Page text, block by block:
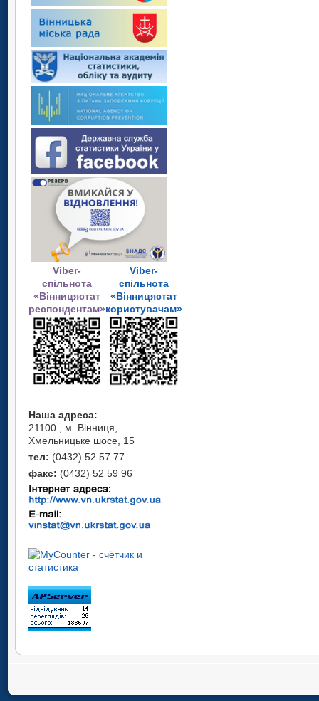
Viber-
спільнота
«Вінницястат
респондентам»
Viber-
спільнота
«Вінницястат
користувачам»
Наша адреса:
21100 , м. Вінниця,
Хмельницьке шосе, 15
тел: (0432) 52 57 77
факс: (0432) 52 59 96